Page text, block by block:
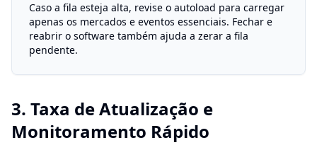
Caso a fila esteja alta, revise o autoload para carregar
apenas os mercados e eventos essenciais. Fechar e
reabrir o software também ajuda a zerar a fila
pendente.
3. Taxa de Atualização e
Monitoramento Rápido